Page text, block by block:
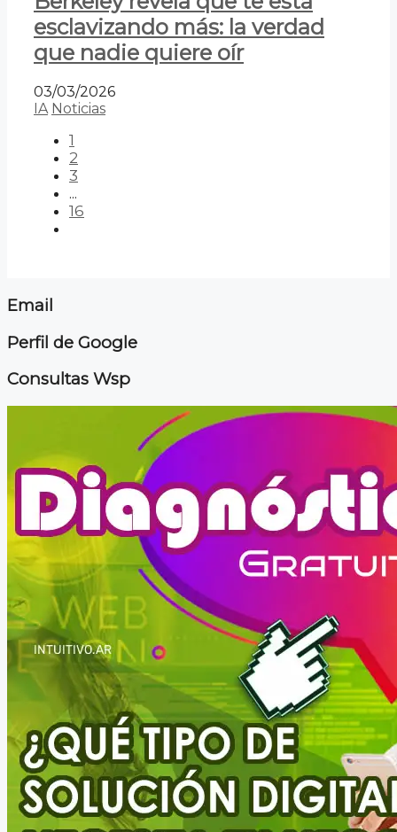
esclavizando más: la verdad
que nadie quiere oír
03/03/2026
IA Noticias
1
2
3
...
16
Email
Perfil de Google
Consultas Wsp